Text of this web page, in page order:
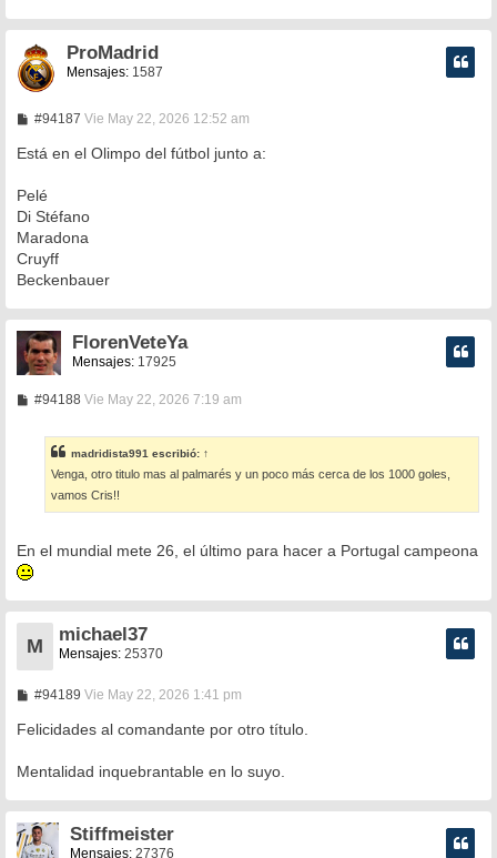
ProMadrid
Mensajes: 1587
#94187M
n
e
Vie May 22, 2026 12:52 am
Está en el Olimpo del fútbol junto a:
Pelé
Di Stéfano
Maradona
Cruyff
Beckenbauer
FlorenVeteYa
Mensajes: 17925
#94188M
a
j
e
Vie May 22, 2026 7:19 am
madridista991 escribió: ↑
Venga, otro titulo mas al palmarés y un poco más cerca de los 1000 goles,
vamos Cris!!
En el mundial mete 26, el último para hacer a Portugal campeona
M
michael37
Mensajes: 25370
#94189M
n
s
j
Vie May 22, 2026 1:41 pm
Felicidades al comandante por otro título.
Mentalidad inquebrantable en lo suyo.
Stiffmeister
Mensajes: 27376